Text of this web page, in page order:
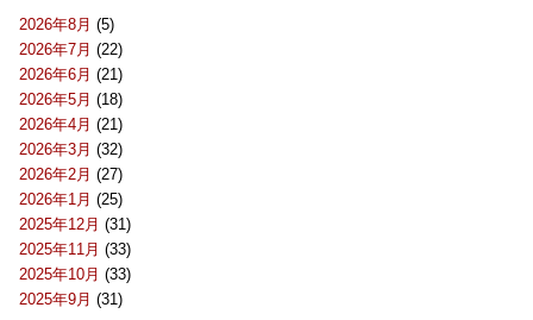
2026年8月 (5)
2026年7月 (22)
2026年6月 (21)
2026年5月 (18)
2026年4月 (21)
2026年3月 (32)
2026年2月 (27)
2026年1月 (25)
2025年12月 (31)
2025年11月 (33)
2025年10月 (33)
2025年9月 (31)